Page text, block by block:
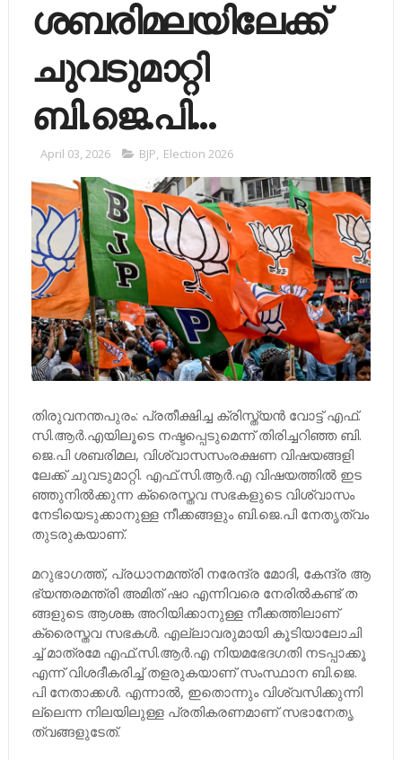
ശബരിമലയിലേക്ക്​
ചുവടുമാറ്റി
ബി.ജെ.പി...
April 03, 2026 BJP, Election 2026
തി​രു​വ​ന​ന്ത​പു​രം: പ്ര​തീ​ക്ഷി​ച്ച ക്രി​സ്ത്യ​ൻ വോ​ട്ട്​ എ​ഫ്.​
സി.​ആ​ർ.​എ​യി​ലൂ​ടെ ന​ഷ്ട​പ്പെ​ടു​മെ​ന്ന്​ തി​രി​ച്ച​റി​ഞ്ഞ ബി.​
ജെ.​പി ശ​ബ​രി​മ​ല, വി​ശ്വാ​സ​സം​ര​ക്ഷ​ണ വി​ഷ​യ​ങ്ങ​ളി​
ലേ​ക്ക്​ ചു​വ​ടു​മാ​റ്റി. എ​ഫ്.​സി.​ആ​ർ.​എ വി​ഷ​യ​ത്തി​ൽ ഇ​ട​
ഞ്ഞു​നി​ൽ​ക്കു​ന്ന ക്രൈ​സ്ത​വ സ​ഭ​ക​ളു​ടെ വി​ശ്വാ​സം
നേ​ടി​യെ​ടു​ക്കാ​നു​ള്ള നീ​ക്ക​ങ്ങ​ളും ബി.​ജെ.​പി നേ​തൃ​ത്വം
തു​ട​രു​ക​യാ​ണ്.
മ​റു​ഭാ​ഗ​ത്ത്, പ്ര​ധാ​ന​മ​ന്ത്രി ന​രേ​ന്ദ്ര മോ​ദി, കേ​ന്ദ്ര ആ​
ഭ്യ​ന്ത​ര​മ​ന്ത്രി അ​മി​ത് ​ഷാ ​എ​ന്നി​വ​രെ നേ​രി​ൽ​ക​ണ്ട്​ ത​
ങ്ങ​ളു​ടെ ആ​ശ​ങ്ക അ​റി​യി​ക്കാ​നു​ള്ള നീ​ക്ക​ത്തി​ലാ​ണ്​
ക്രൈ​സ്ത​വ സ​ഭ​ക​ൾ. എ​ല്ലാ​വ​രു​മാ​യി കൂ​ടി​യാ​ലോ​ചി​
ച്ച്​ മാ​ത്ര​മേ എ​ഫ്.​സി.​ആ​ർ.​എ നി​യ​മ​ഭേ​ദ​ഗ​തി ന​ട​പ്പാ​ക്കൂ
എ​ന്ന്​ വി​ശ​ദീ​ക​രി​ച്ച്​ ത​ള​രു​ക​യാ​ണ്​ സം​സ്ഥാ​ന ബി.​ജെ.​
പി നേ​താ​ക്ക​ൾ. എ​ന്നാ​ൽ, ഇ​തൊ​ന്നും വി​ശ്വ​സി​ക്കു​ന്നി​
ല്ലെ​ന്ന നി​ല​യി​ലു​ള്ള പ്ര​തി​ക​ര​ണ​മാ​ണ്​ സ​ഭാ​നേ​തൃ​
ത്വ​ങ്ങ​ളു​ടേ​ത്.